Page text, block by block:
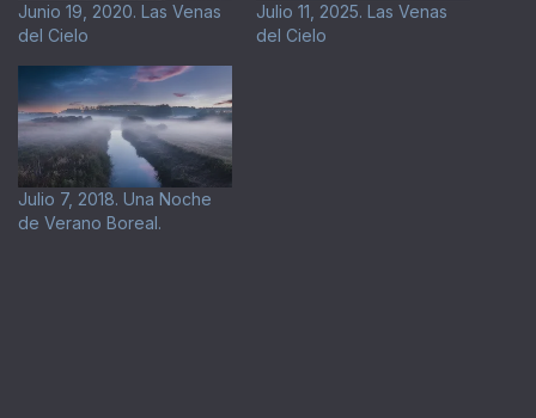
Junio 19, 2020. Las Venas
del Cielo
Julio 11, 2025. Las Venas
del Cielo
Julio 7, 2018. Una Noche
de Verano Boreal.